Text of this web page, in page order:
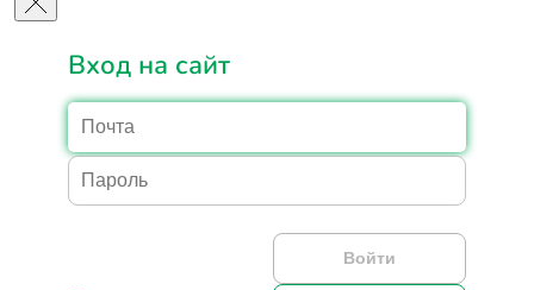
Вход на сайт
Войти